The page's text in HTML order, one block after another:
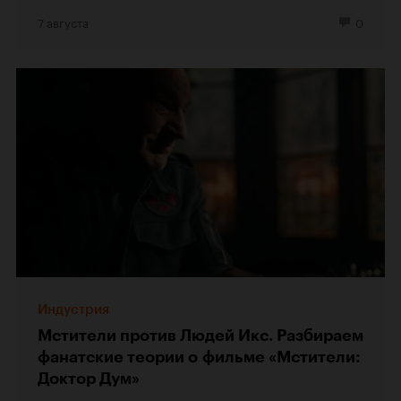
Индустрия
Мстители против Людей Икс. Разбираем
фанатские теории о фильме «Мстители:
Доктор Дум»